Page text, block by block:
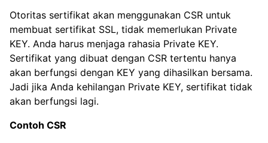
Otoritas sertifikat akan menggunakan CSR untuk
membuat sertifikat SSL, tidak memerlukan Private
KEY. Anda harus menjaga rahasia Private KEY.
Sertifikat yang dibuat dengan CSR tertentu hanya
akan berfungsi dengan KEY yang dihasilkan bersama.
Jadi jika Anda kehilangan Private KEY, sertifikat tidak
akan berfungsi lagi.
Contoh CSR